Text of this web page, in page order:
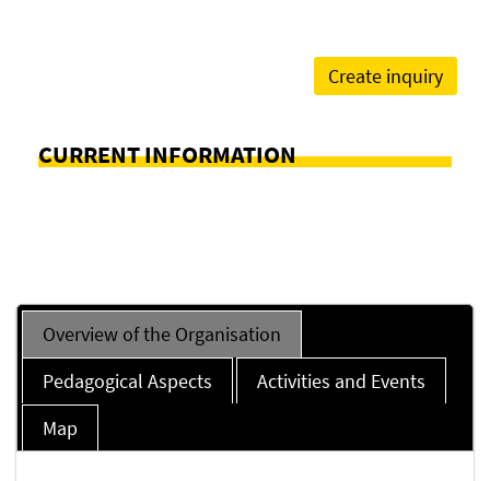
Create inquiry
CURRENT INFORMATION
Overview of the Organisation
Pedagogical Aspects
Activities and Events
Map